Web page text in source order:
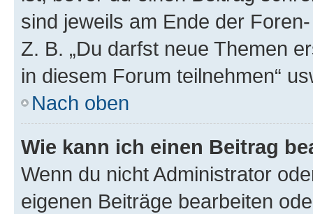
sind jeweils am Ende der
Z. B. „Du darfst neue Themen
in diesem Forum teilnehmen“
Nach oben
Wie kann ich einen Beitrag
Wenn du nicht Administrator
eigenen Beiträge bearbeiten